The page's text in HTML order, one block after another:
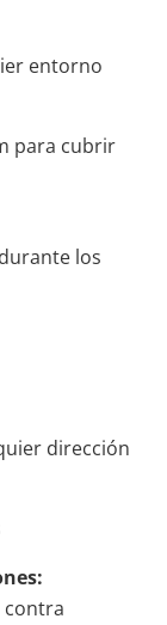
entorno
para cubrir
los
dirección
contra